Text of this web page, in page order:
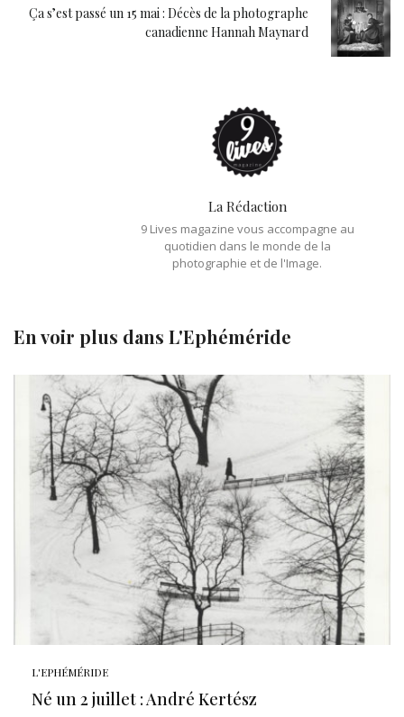
Ça s’est passé un 15 mai : Décès de la photographe
canadienne Hannah Maynard
La Rédaction
9 Lives magazine vous accompagne au
quotidien dans le monde de la
photographie et de l'Image.
En voir plus dans L'Ephéméride
L'EPHÉMÉRIDE
Né un 2 juillet : André Kertész